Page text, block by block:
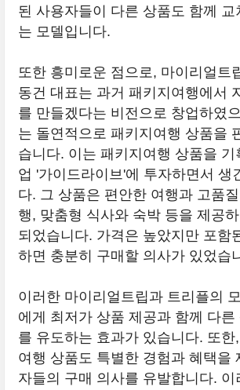
된 사용자들이 다른 상품도 함께 교
는 모델입니다.
또한 흥미로운 점으로, 마이리얼트
동건 대표는 과거 패키지여행에서
를 만들겠다는 비전으로 창업하였
는 돌연적으로 패키지여행 상품을
습니다. 이는 패키지여행 상품을 기
업 '가이드라이브'에 투자하면서 생
다. 그 상품은 편안한 여행과 고품
행, 맞춤형 식사와 숙박 등을 제공
되었습니다. 가격은 높았지만 포함
하면 충분히 구매할 의사가 있었습
이러한 마이리얼트립과 트리플의
에게 최저가 상품 제공과 함께 다른
를 유도하는 효과가 있습니다. 또한
여행 상품도 특별한 경험과 혜택을
자들의 구매 의사를 유발합니다. 이